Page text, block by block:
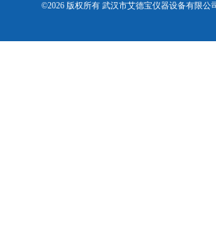
©2026 版权所有 武汉市艾德宝仪器设备有限公